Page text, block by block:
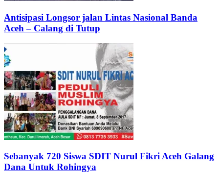
Antisipasi Longsor jalan Lintas Nasional Banda
Aceh – Calang di Tutup
Sebanyak 720 Siswa SDIT Nurul Fikri Aceh Galang
Dana Untuk Rohingya